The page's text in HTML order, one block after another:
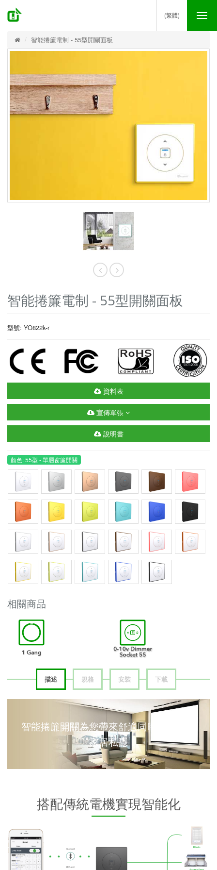
(繁體)
智能捲簾電制 - 55型開關面板
智能捲簾電制 - 55型開關面板
型號: YO822k-r
資料表
宣傳單張
說明書
顏色: 55型 - 單層窗簾開關
相關商品
描述 規格 安裝 下載
智能捲簾開關為您帶來舒適同時保護您的
家居私隱
搭配傳統電機實現智能化